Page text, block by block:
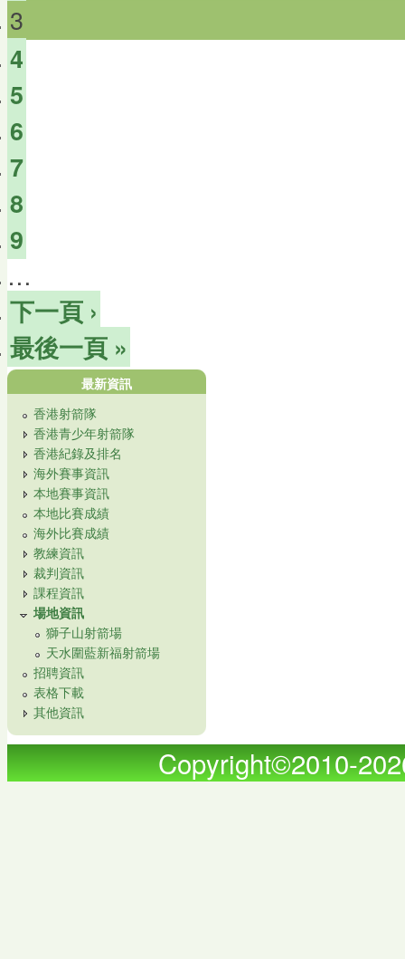
3
4
5
6
7
8
9
…
下一頁 ›
最後一頁 »
最新資訊
香港射箭隊
香港青少年射箭隊
香港紀錄及排名
海外賽事資訊
本地賽事資訊
本地比賽成績
海外比賽成績
教練資訊
裁判資訊
課程資訊
場地資訊
獅子山射箭場
天水圍藍新福射箭場
招聘資訊
表格下載
其他資訊
Copyright©2010-